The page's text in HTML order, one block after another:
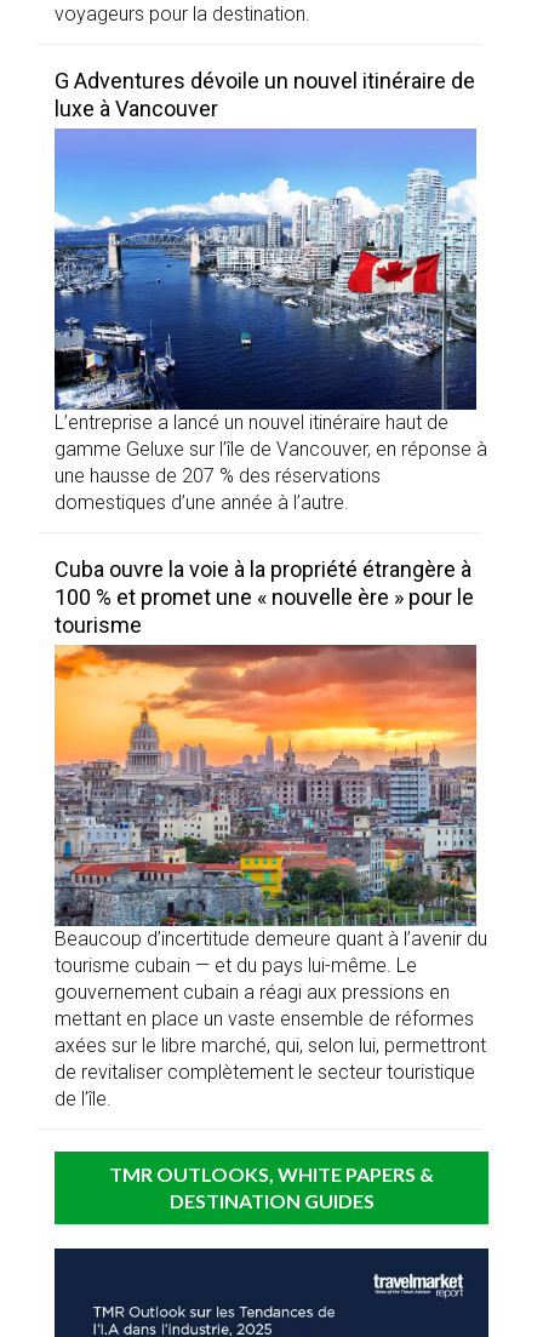
voyageurs pour la destination.
G Adventures dévoile un nouvel itinéraire de
luxe à Vancouver
L’entreprise a lancé un nouvel itinéraire haut de
gamme Geluxe sur l’île de Vancouver, en réponse à
une hausse de 207 % des réservations
domestiques d’une année à l’autre.
Cuba ouvre la voie à la propriété étrangère à
100 % et promet une « nouvelle ère » pour le
tourisme
Beaucoup d’incertitude demeure quant à l’avenir du
tourisme cubain — et du pays lui-même. Le
gouvernement cubain a réagi aux pressions en
mettant en place un vaste ensemble de réformes
axées sur le libre marché, qui, selon lui, permettront
de revitaliser complètement le secteur touristique
de l’île.
TMR OUTLOOKS, WHITE PAPERS &
DESTINATION GUIDES